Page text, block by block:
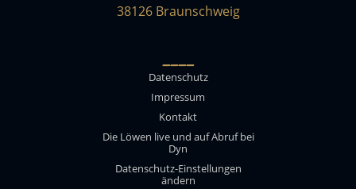
38126 Braunschweig
____
Datenschutz
Impressum
Kontakt
Die Löwen live und auf Abruf bei
Dyn
Datenschutz-Einstellungen
ändern